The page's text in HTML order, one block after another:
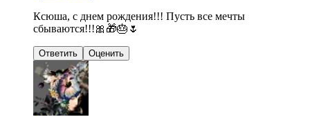
Ксюша, с днем рождения!!! Пусть все мечты
сбываются!!!🎀🎁🎂🌷
Ответить Оценить